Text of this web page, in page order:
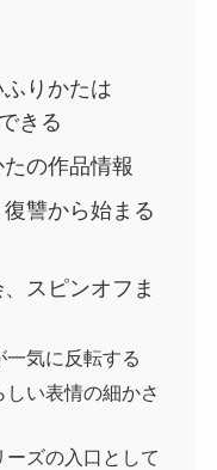
りかたは
きる
の作品情報
讐から始まる
スピンオフま
一気に反転する
い表情の細かさ
ーズの入口として